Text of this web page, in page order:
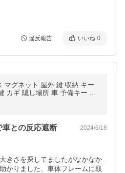
違反報告 いいね 0
マグネット 屋外 鍵 収納 キー
カギ 隠し場所 車 予備キー 盗
ッズ
車との反応遮断 2024/6/18
きさを探してましたがなかなか
かりました、車体フレームに取